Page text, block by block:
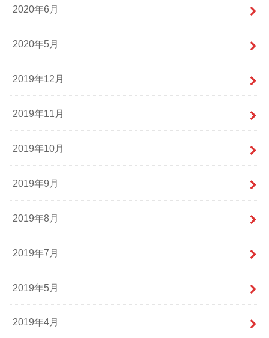
2020年6月
2020年5月
2019年12月
2019年11月
2019年10月
2019年9月
2019年8月
2019年7月
2019年5月
2019年4月